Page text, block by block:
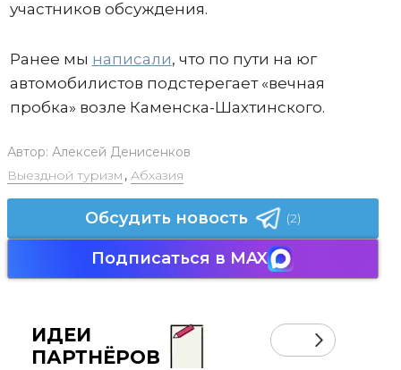
участников обсуждения.
Ранее мы написали, что по пути на юг
автомобилистов подстерегает «вечная
пробка» возле Каменска-Шахтинского.
Автор: Алексей Денисенков
Выездной туризм , Абхазия
Обсудить новость (2)
Подписаться в MAX
ИДЕИ
ПАРТНЁРОВ